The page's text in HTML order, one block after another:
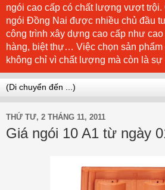
ngói cao cấp có chất lượng vượt trội.
ngói Đồng Nai được nhiều chủ đầu
công trình xây dựng cao cấp như
hàng, biệt thự… Việc chọn sản
không chỉ vì chất lượng mà còn là
THỨ TƯ, 2 THÁNG 11, 2011
Giá ngói 10 A1 từ ngày